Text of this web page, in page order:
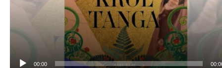
00:00